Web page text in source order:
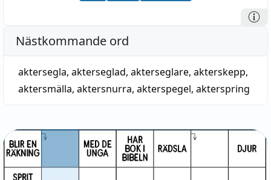
Nästkommande ord
aktersegla, akterseglad, akterseglare, akterskepp,
aktersmälla, aktersnurra, akterspegel, akterspring